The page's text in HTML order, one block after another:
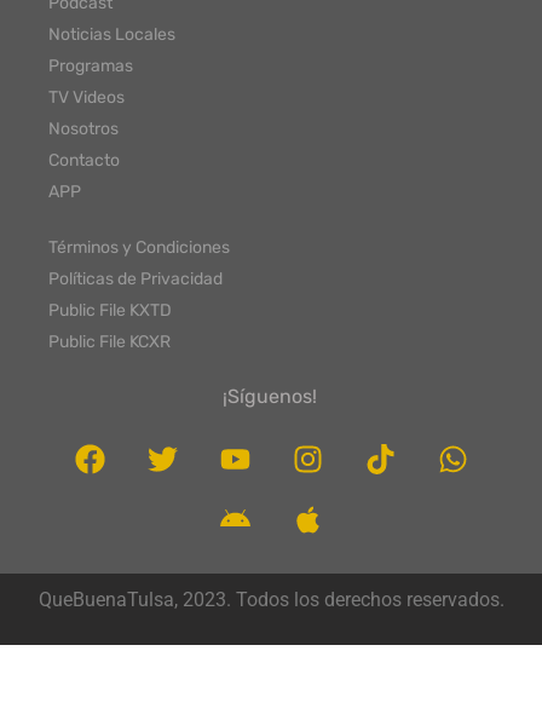
Noticias Locales
Programas
TV Videos
Nosotros
Contacto
APP
Términos y Condiciones
Políticas de Privacidad
Public File KXTD
Public File KCXR
¡Síguenos!
QueBuenaTulsa, 2023. Todos los derechos reservados.